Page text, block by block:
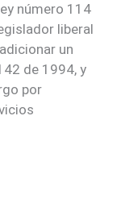
número 114
liberal
un
de 1994, y
por